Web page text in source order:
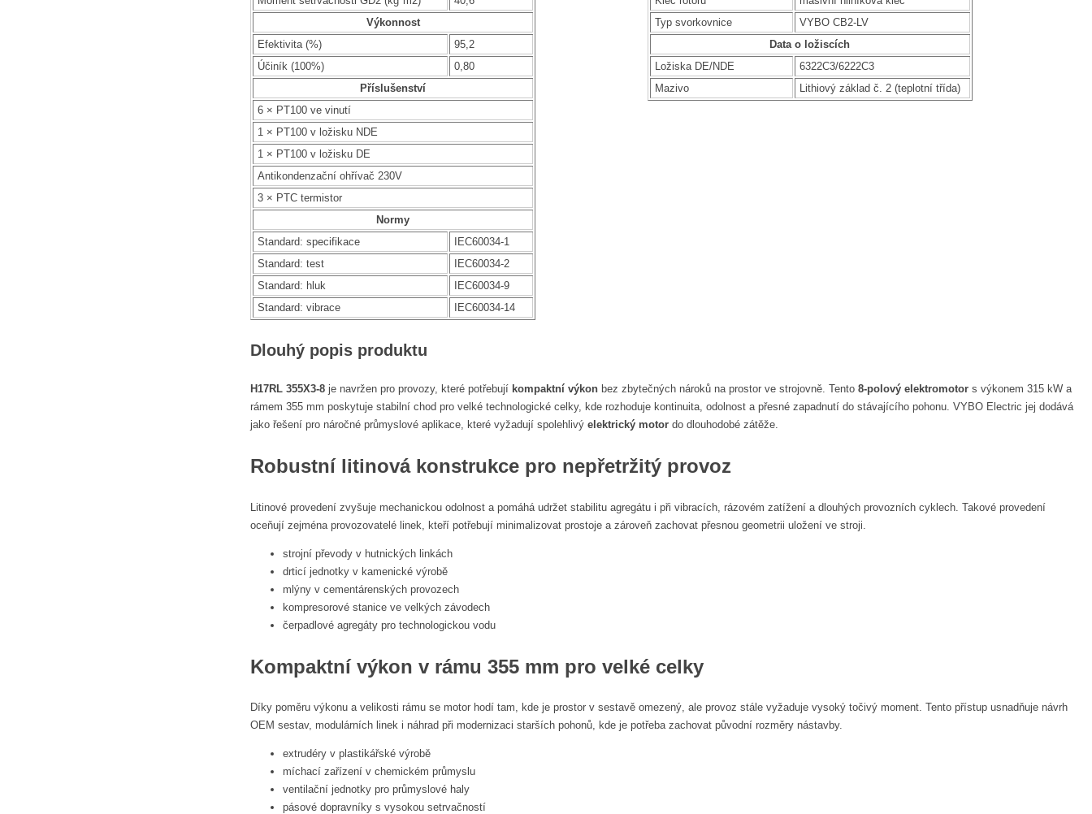
Výkonnost
Efektivita (%)
95,2
Účiník (100%)
0,80
Příslušenství
6 × PT100 ve vinutí
1 × PT100 v ložisku NDE
1 × PT100 v ložisku DE
Antikondenzační ohřívač 230V
3 × PTC termistor
Normy
Standard: specifikace
IEC60034-1
Standard: test
IEC60034-2
Standard: hluk
IEC60034-9
Standard: vibrace
IEC60034-14
Typ svorkovnice
VYBO CB2-LV
Data o ložiscích
Ložiska DE/NDE
6322C3/6222C3
Mazivo
Lithiový základ č. 2 (teplotní třída)
Dlouhý popis produktu
H17RL 355X3-8 je navržen pro provozy, které potřebují kompaktní výkon bez zbytečných nároků na prostor ve strojovně. Tento 8-polový elektromotor s výkonem 315 kW a
rámem 355 mm poskytuje stabilní chod pro velké technologické celky, kde rozhoduje kontinuita, odolnost a přesné zapadnutí do stávajícího pohonu. VYBO Electric jej dodává
jako řešení pro náročné průmyslové aplikace, které vyžadují spolehlivý elektrický motor do dlouhodobé zátěže.
Robustní litinová konstrukce pro nepřetržitý provoz
Litinové provedení zvyšuje mechanickou odolnost a pomáhá udržet stabilitu agregátu i při vibracích, rázovém zatížení a dlouhých provozních cyklech. Takové provedení
oceňují zejména provozovatelé linek, kteří potřebují minimalizovat prostoje a zároveň zachovat přesnou geometrii uložení ve stroji.
strojní převody v hutnických linkách
drticí jednotky v kamenické výrobě
mlýny v cementárenských provozech
kompresorové stanice ve velkých závodech
čerpadlové agregáty pro technologickou vodu
Kompaktní výkon v rámu 355 mm pro velké celky
Díky poměru výkonu a velikosti rámu se motor hodí tam, kde je prostor v sestavě omezený, ale provoz stále vyžaduje vysoký točivý moment. Tento přístup usnadňuje návrh
OEM sestav, modulárních linek i náhrad při modernizaci starších pohonů, kde je potřeba zachovat původní rozměry nástavby.
extrudéry v plastikářské výrobě
míchací zařízení v chemickém průmyslu
ventilační jednotky pro průmyslové haly
pásové dopravníky s vysokou setrvačností